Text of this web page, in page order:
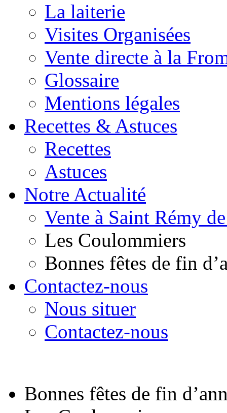
La laiterie
Visites Organisées
Vente directe à la
Glossaire
Mentions légales
Recettes & Astuces
Recettes
Astuces
Notre Actualité
Vente à Saint Rémy
Les Coulommiers
Bonnes fêtes de fin
Contactez-nous
Nous situer
Contactez-nous
Bonnes fêtes de fin